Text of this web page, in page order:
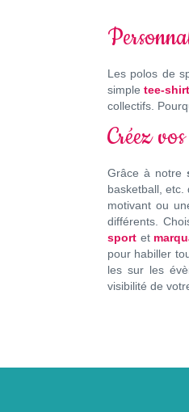
Les polos de
simpletee-
collectifs.
Créez
Grâce à notre
basketball, etc.
motivant ou
différents.
sport et
pour habiller
les sur les
visibilité de